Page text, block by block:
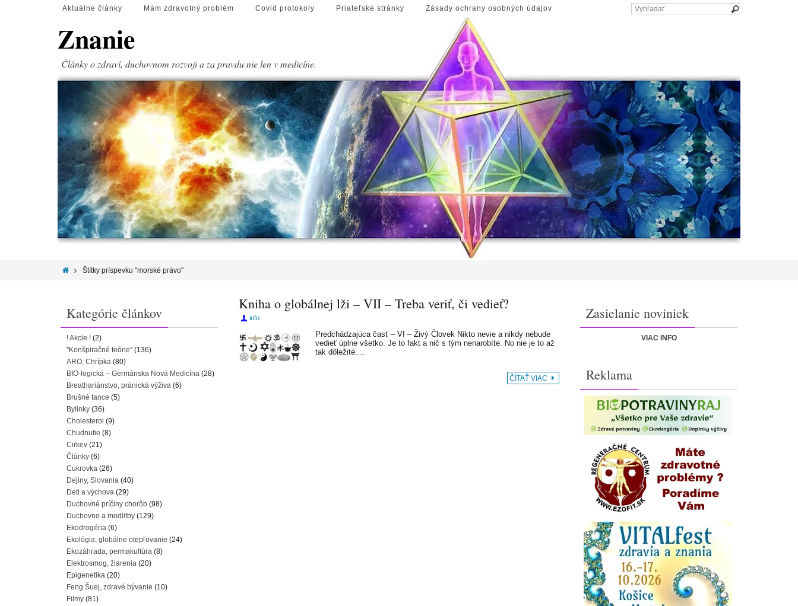
Aktuálne články Mám zdravotný problém Covid protokoly Priateľské stránky Zásady ochrany osobných údajov
Znanie
Články o zdraví, duchovnom rozvoji a za pravdu nie len v medicíne.
Štítky príspevku "morské právo"
Kniha o globálnej lži – VII – Treba veriť, či vedieť?
info
Predchádzajúca časť – VI – Živý Človek Nikto nevie a nikdy nebude
vedieť úplne všetko. Je to fakt a nič s tým nenarobíte. No nie je to až
tak dôležité.…
ČÍTAŤ VIAC
Kategórie článkov
! Akcie ! (2)
"Konšpiračné teórie" (136)
ARO, Chrípka (80)
BIO-logická – Germánska Nová Medicína (28)
Breathariánstvo, pránická výživa (6)
Brušné tance (5)
Bylinky (36)
Cholesterol (9)
Chudnutie (8)
Cirkev (21)
Články (6)
Cukrovka (26)
Dejiny, Slovania (40)
Deti a výchova (29)
Duchovné príčiny chorôb (98)
Duchovno a modlitby (129)
Ekodrogéria (6)
Ekológia, globálne otepľovanie (24)
Ekozáhrada, permakultúra (8)
Elektrosmog, žiarenia (20)
Epigenetika (20)
Feng Šuej, zdravé bývanie (10)
Filmy (81)
Zasielanie noviniek
VIAC INFO
Reklama